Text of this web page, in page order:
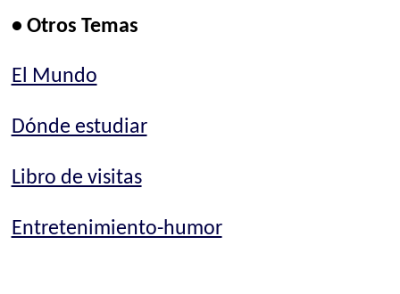
• Otros Temas
El Mundo
Dónde estudiar
Libro de visitas
Entretenimiento-humor